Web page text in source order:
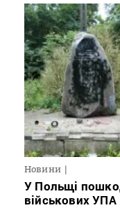
Новини
У Польщі
військових УПА